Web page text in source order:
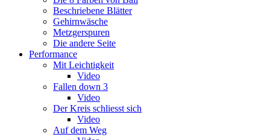
Beschriebene Blätter
Gehirnwäsche
Metzgerspuren
Die andere Seite
Performance
Mit Leichtigkeit
Video
Fallen down 3
Video
Der Kreis schliesst sich
Video
Auf dem Weg